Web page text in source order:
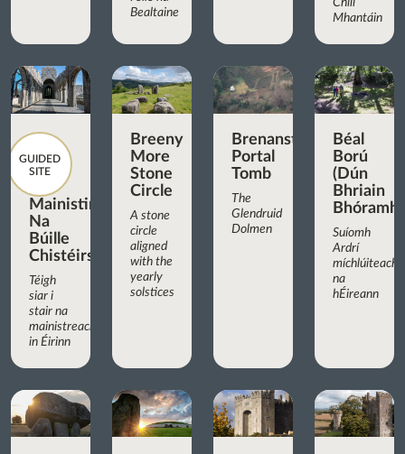
Bealtaine
Mhantáin
GUIDED
SITE
Mainistir
Na
Búille
Chistéirseach
Téigh
siar i
stair na
mainistreacha
in Éirinn
Breeny
More
Stone
Circle
A stone
circle
aligned
with the
yearly
solstices
Brenanstown
Portal
Tomb
The
Glendruid
Dolmen
Béal
Ború
(Dún
Bhriain
Suíomh
Ardrí
míchlúiteach
na
hÉireann